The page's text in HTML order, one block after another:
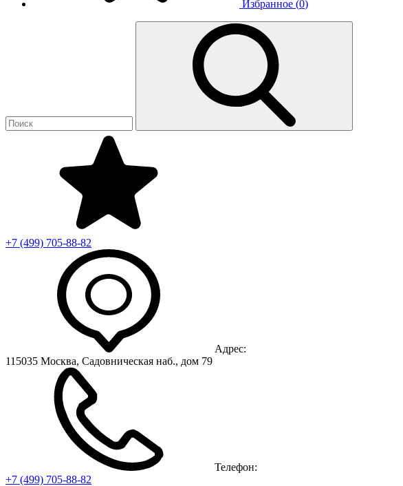
Избранное (0)
+7 (499) 705-88-82
Адрес:
115035 Москва, Садовническая наб., дом 79
Телефон:
+7 (499) 705-88-82